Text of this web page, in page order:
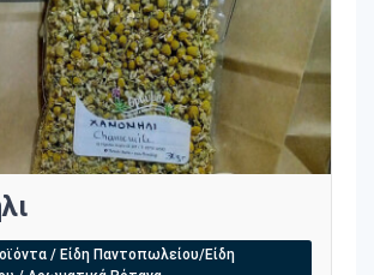
/ Είδη Παντοπωλείου/Είδη